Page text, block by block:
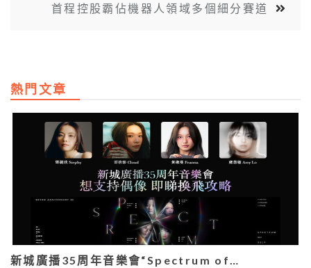
首程控股霸佔機器人領域多個細分賽道
熱門文章
新城廣播35周年音樂會“Spectrum of…